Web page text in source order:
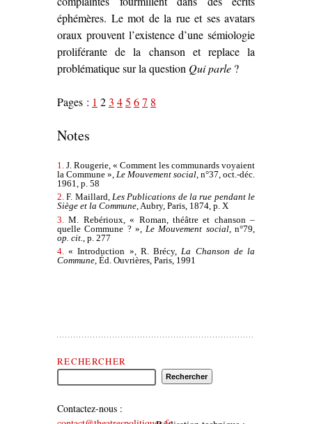
éphémères. Le mot de la rue et ses avatars
oraux prouvent l’existence d’une sémiologie
proliférante de la chanson et replace la
problématique sur la question Qui parle ?
Pages : 1 23 45 67 8
Notes
1. J. Rougerie, « Comment les communards voyaient
la Commune », Le Mouvement social , n°37, oct.-déc.
1961, p. 58
2. F. Maillard,Les Publications de la rue pendant le
Siège et la Commune, Aubry, Paris, 1874, p. X
3.
M. Rebérioux, « Roman, théâtre et chanson –
quelle Commune ? », Le Mouvement social, n°79,
op. cit. , p. 277
4. « Introduction », R. Brécy,La Chanson de la
Commune, Éd. Ouvrières, Paris, 1991
Rechercher Théâtre(s) Politique(s)
RECHERCHER
Contactez-nous :